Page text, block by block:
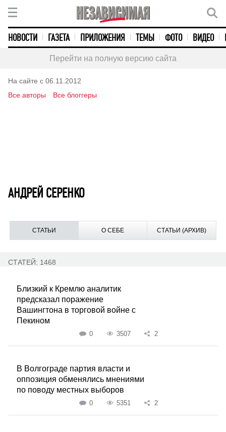
НОВОСТИ ГАЗЕТА ПРИЛОЖЕНИЯ ТЕМЫ ФОТО ВИДЕО
Перейти на полную версию сайта
На сайте с 06.11.2012
Все авторы
Все блоггеры
АНДРЕЙ СЕРЕНКО
СТАТЬИ О СЕБЕ СТАТЬИ (АРХИВ)
СТАТЕЙ: 1468
Близкий к Кремлю аналитик
предсказал поражение
Вашингтона в торговой войне с
Пекином
0 3507 2
В Волгограде партия власти и
оппозиция обменялись мнениями
по поводу местных выборов
0 5351 2